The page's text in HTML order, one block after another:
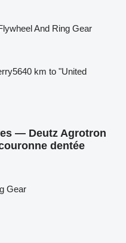
And Ring Gear
5640 km to "United
— Deutz Agrotron
dentée
Gear